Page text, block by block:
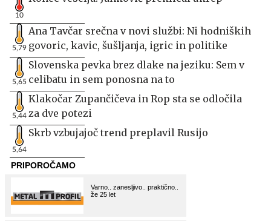
10
5,79
Ana Tavčar srečna v novi službi: Ni hodniških
govoric, kavic, šušljanja, igric in politike
5,65
Slovenska pevka brez dlake na jeziku: Sem v
celibatu in sem ponosna na to
5,44
Klakočar Zupančičeva in Rop sta se odločila
za dve potezi
5,64
Skrb vzbujajoč trend preplavil Rusijo